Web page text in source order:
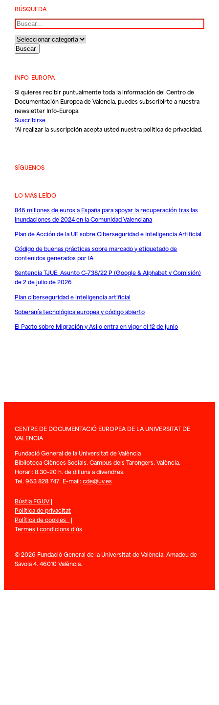
BÚSQUEDA
Buscar
INFO-EUROPA
Si quieres recibir puntualmente toda la información del Centro de
Documentación Europea de Valencia, puedes subscribirte a nuestra
newsletter Info-Europa.
Suscribirse
*Al realizar la suscripción acepta usted nuestrapolítica de privacidad.
SÍGUENOS
LO MÁS LEÍDO
846 millones de euros a España para apoyar la recuperación tras las
inundaciones de 2024 en la Comunidad Valenciana
Plan de Acción de la UE sobre Ciberseguridad e Inteligencia Artificial
Código de buenas prácticas sobre marcado y etiquetado de
contenidos generados por IA
Sentencia TJUE. Asunto C-738/22 P (Google & Alphabet v Comisión)
de 2 de julio de 2026
Plan ciberseguridad e inteligencia artificial
Soberanía tecnológica europea y código abierto
El Pacto sobre Migración y Asilo entra en vigor el 12 de junio
CENTRE DE DOCUMENTACIÓ EUROPEA DE LA UNIVERSITAT DE
VALENCIA
Fundació General de la Universitat de València
Biblioteca Ciènces Socials. Campus dels Tarongers. València.
Horari: 8.30-20 h. de dilluns a divendres.
Tel. 963 828 747 E-mail:cde@uv.es
Bústia FGUV|
Política de privacitat
Política de cookies |
Termes i condicions d’ús
© 2026 Fundació General de la Universitat de València. Amadeu de
Savoia 4. 46010 València.